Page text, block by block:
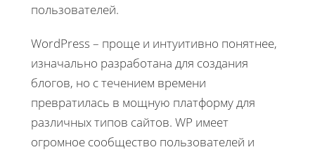
пользователей.
WordPress – проще и интуитивно понятнее,
изначально разработана для создания
блогов, но с течением времени
превратилась в мощную платформу для
различных типов сайтов. WP имеет
огромное сообщество пользователей и